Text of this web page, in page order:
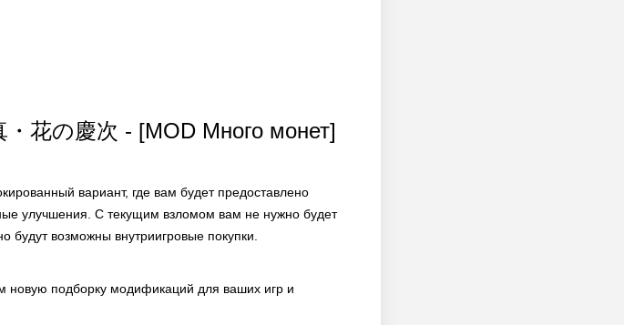
花の慶次 - [MOD Много монет]
вариант, где вам будет предоставлено
улучшения. С текущим взломом вам не нужно будет
будут возможны внутриигровые покупки.
новую подборку модификаций для ваших игр и